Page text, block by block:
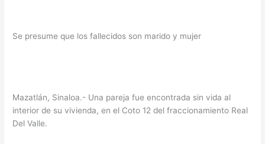
Se presume que los fallecidos son marido y mujer
Mazatlán, Sinaloa.- Una pareja fue encontrada sin vida al
interior de su vivienda, en el Coto 12 del fraccionamiento Real
Del Valle.